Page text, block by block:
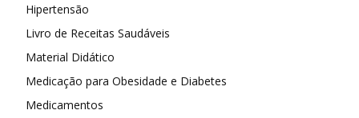
Hipertensão
Livro de Receitas Saudáveis
Material Didático
Medicação para Obesidade e Diabetes
Medicamentos